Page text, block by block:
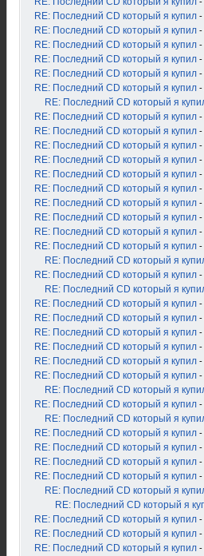
RE: Последний CD который я купил -
RE: Последний CD который я купил -
RE: Последний CD который я купил -
RE: Последний CD который я купил -
RE: Последний CD который я купил -
RE: Последний CD который я купил -
RE: Последний CD который я
RE: Последний CD который я купил -
RE: Последний CD который я купил -
RE: Последний CD который я купил -
RE: Последний CD который я купил -
RE: Последний CD который я купил -
RE: Последний CD который я купил -
RE: Последний CD который я купил -
RE: Последний CD который я купил -
RE: Последний CD который я купил -
RE: Последний CD который я купил -
RE: Последний CD который я
RE: Последний CD который я купил -
RE: Последний CD который я
RE: Последний CD который я купил -
RE: Последний CD который я купил -
RE: Последний CD который я купил -
RE: Последний CD который я купил -
RE: Последний CD который я купил -
RE: Последний CD который я купил -
RE: Последний CD который я
RE: Последний CD который я купил -
RE: Последний CD который я
RE: Последний CD который я купил -
RE: Последний CD который я купил -
RE: Последний CD который я купил -
RE: Последний CD который я купил -
RE: Последний CD который я
RE: Последний CD который я
RE: Последний CD который я купил -
RE: Последний CD который я купил -
RE: Последний CD который я купил -